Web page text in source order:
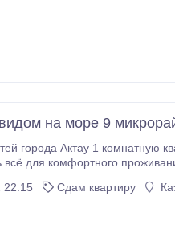
на море 9
города Актау 1 комнатную
вся необходимая посуда, кабельное+ wifi.В шаговой доступности бизнес
22:15
Сдам квартиру